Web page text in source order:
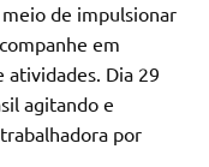
meio de impulsionar
em
atividades. Dia 29
agitando e
por